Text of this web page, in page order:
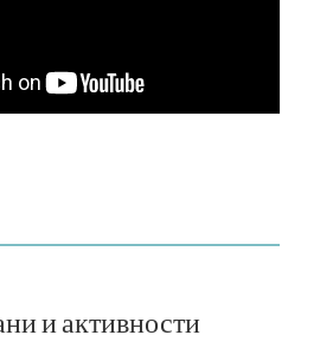
и активности